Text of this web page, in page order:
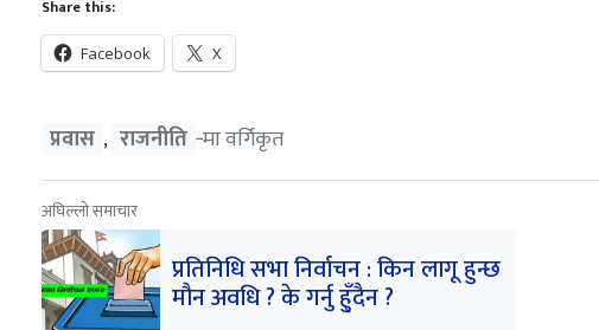
Share this:
Facebook X
प्रवास , राजनीति ‐मा वर्गिकृत
अघिल्लो समाचार
प्रतिनिधि सभा निर्वाचन : किन लागू हुन्छ
मौन अवधि ? के गर्नु हु्ँदैन ?